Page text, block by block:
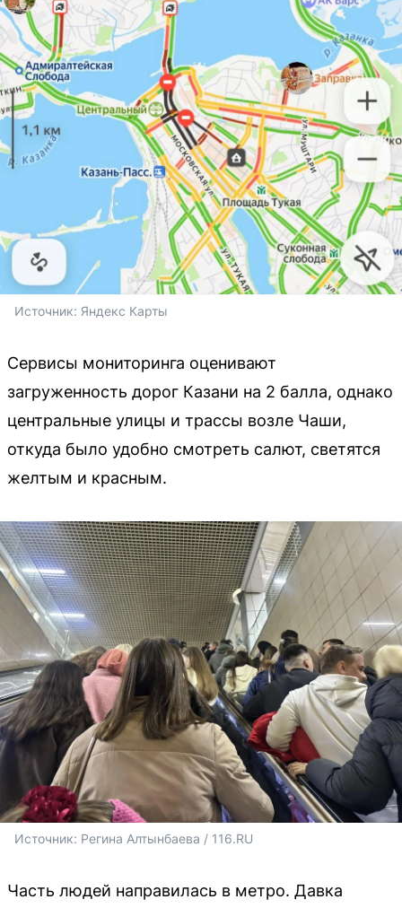
Источник: Яндекс Карты
Сервисы мониторинга оценивают
загруженность дорог Казани на 2 балла, однако
центральные улицы и трассы возле Чаши,
откуда было удобно смотреть салют, светятся
желтым и красным.
Источник: Регина Алтынбаева / 116.RU
Часть людей направилась в метро. Давка